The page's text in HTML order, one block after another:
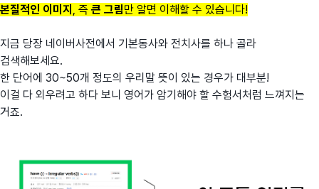
본질적인 이미지 , 즉 큰 그림만 알면 이해할 수 있습니다!
지금 당장 네이버사전에서 기본동사와 전치사를 하나 골라
검색해보세요.
한 단어에 30~50개 정도의 우리말 뜻이 있는 경우가 대부분!
이걸 다 외우려고 하다 보니 영어가 암기해야 할 수험서처럼 느껴지는
거죠.